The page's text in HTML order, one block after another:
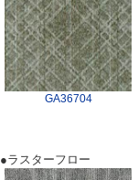
GA36704
●ラスターフロー